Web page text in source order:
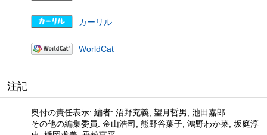
カーリル
WorldCat
注記
奥付の責任表示: 編者: 沼野充義, 望月哲男, 池田嘉郎
その他の編集委員: 金山浩司, 熊野谷葉子, 鴻野わか菜, 坂庭淳